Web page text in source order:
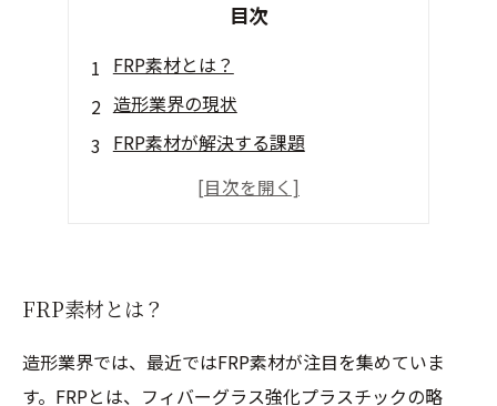
目次
FRP素材とは？
造形業界の現状
FRP素材が解決する課題
FRP素材の限界とは？
FRP素材とは？
造形業界では、最近ではFRP素材が注目を集めていま
す。FRPとは、フィバーグラス強化プラスチックの略